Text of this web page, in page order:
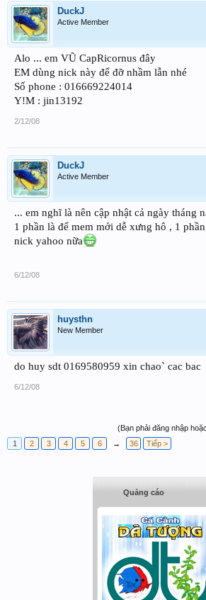
DuckJ
Active Member
Alo ... em VŨ CapRicornus đây
EM dùng nick này để đỡ nhầm lẫn nhé
Số phone : 016669224014
Y!M : jin13192
2/12/08
DuckJ
Active Member
... em nghĩ là nên cập nhật cả ngày tháng
1 phần là để mem mới dễ xưng hô , 1
nick yahoo nữa
6/12/08
huysthn
New Member
do huy sdt 0169580959 xin chao` cac bac
6/12/08
(Bạn phải đăng nhập
1
2 3 4 5 6 → 36 Tiếp >
Quảng cáo